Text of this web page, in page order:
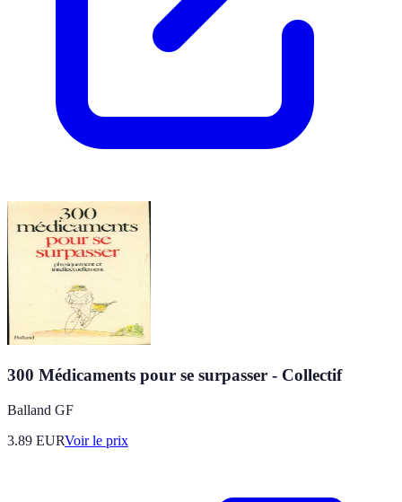
300 Médicaments pour se surpasser - Collectif
Balland GF
3.89 EURVoir le prix